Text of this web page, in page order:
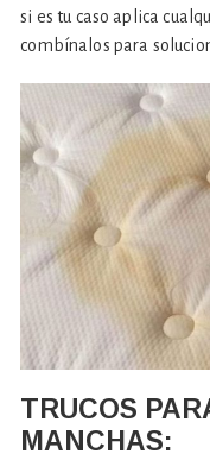
si es tu caso aplica
combínalos para
TRUCOS
MANCHAS: